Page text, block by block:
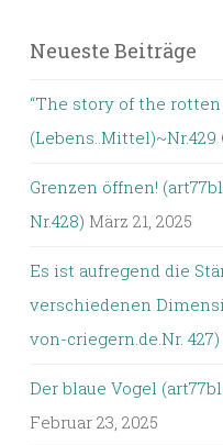
Neueste Beiträge
“The story of the rotten
(Lebens..Mittel)~Nr.429
Grenzen öffnen!
Nr.428) März 21, 2025
Es ist aufregend die
verschiedenen
von-criegern.de.Nr. 427)
Der blaue Vogel
Februar 23, 2025